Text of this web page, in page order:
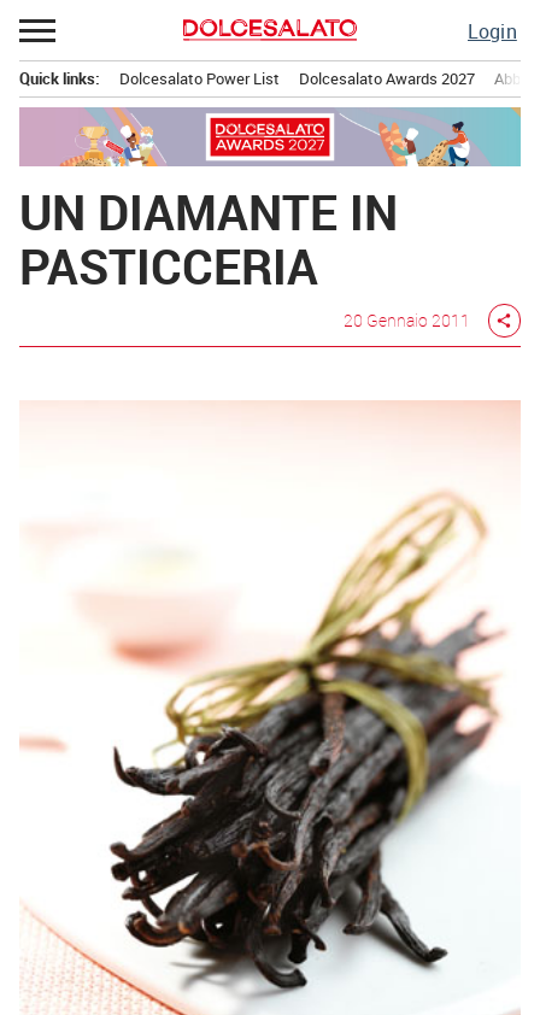
Passa
al
contenuto
Login
principale
Quick links: Dolcesalato Power List Dolcesalato Awards 2027
UN DIAMANTE IN
PASTICCERIA
20 Gennaio 2011 share